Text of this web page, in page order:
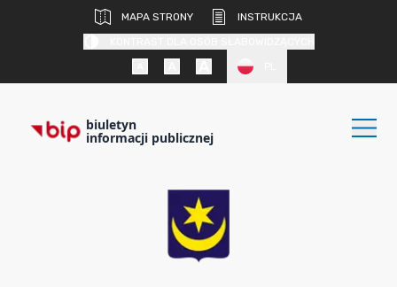
MAPA STRONY
INSTRUKCJA
biuletyn
informacji publicznej